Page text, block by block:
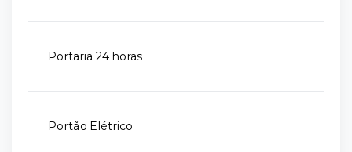
Portaria 24 horas
Portão Elétrico